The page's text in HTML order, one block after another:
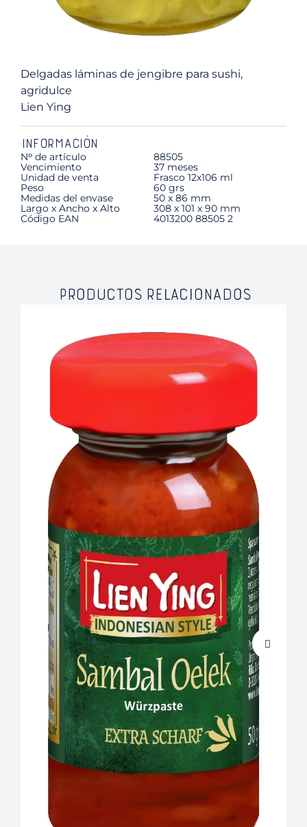
Delgadas láminas de jengibre para sushi,
agridulce
Lien Ying
INFORMACIÓN
Nᵒ de artículo
88505
Vencimiento
37 meses
Unidad de venta
Frasco 12x106 ml
Peso
60 grs
Medidas del envase
50 x 86 mm
Largo x Ancho x Alto
308 x 101 x 90 mm
Código EAN
4013200 88505 2
PRODUCTOS RELACIONADOS